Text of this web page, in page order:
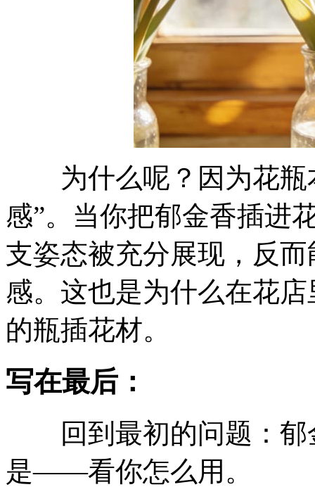
为什么呢？因为花瓶
感”。当你把郁金香插进
支姿态被充分展现，反
感。这也是为什么在花
的瓶插花材。
写在最后：
回到最初的问题：郁
是——看你怎么用。